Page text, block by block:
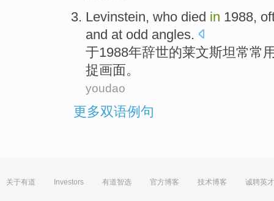
Levinstein, who died in 1988,
and at odd angles.
于1988年辞世的莱文斯坦常常
捉画面。
youdao
更多双语例句
关于有道 Investors 有道智选 官方博客 技术博客 诚聘英才